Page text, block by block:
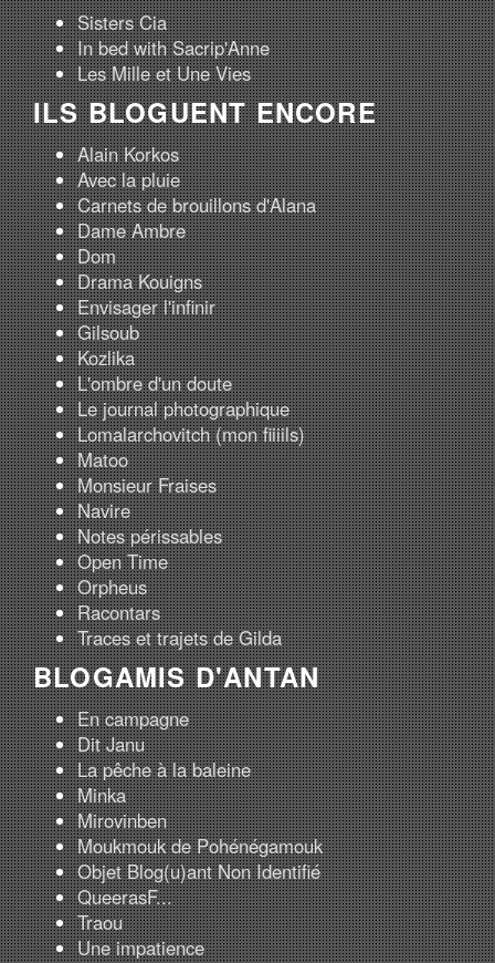
Sisters Cia
In bed with Sacrip'Anne
Les Mille et Une Vies
ILS BLOGUENT ENCORE
Alain Korkos
Avec la pluie
Carnets de brouillons d'Alana
Dame Ambre
Dom
Drama Kouigns
Envisager l'infinir
Gilsoub
Kozlika
L'ombre d'un doute
Le journal photographique
Lomalarchovitch (mon fiiiils)
Matoo
Monsieur Fraises
Navire
Notes périssables
Open Time
Orpheus
Racontars
Traces et trajets de Gilda
BLOGAMIS D'ANTAN
En campagne
Dit Janu
La pêche à la baleine
Minka
Mirovinben
Moukmouk de Pohénégamouk
Objet Blog(u)ant Non Identifié
QueerasF...
Traou
Une impatience